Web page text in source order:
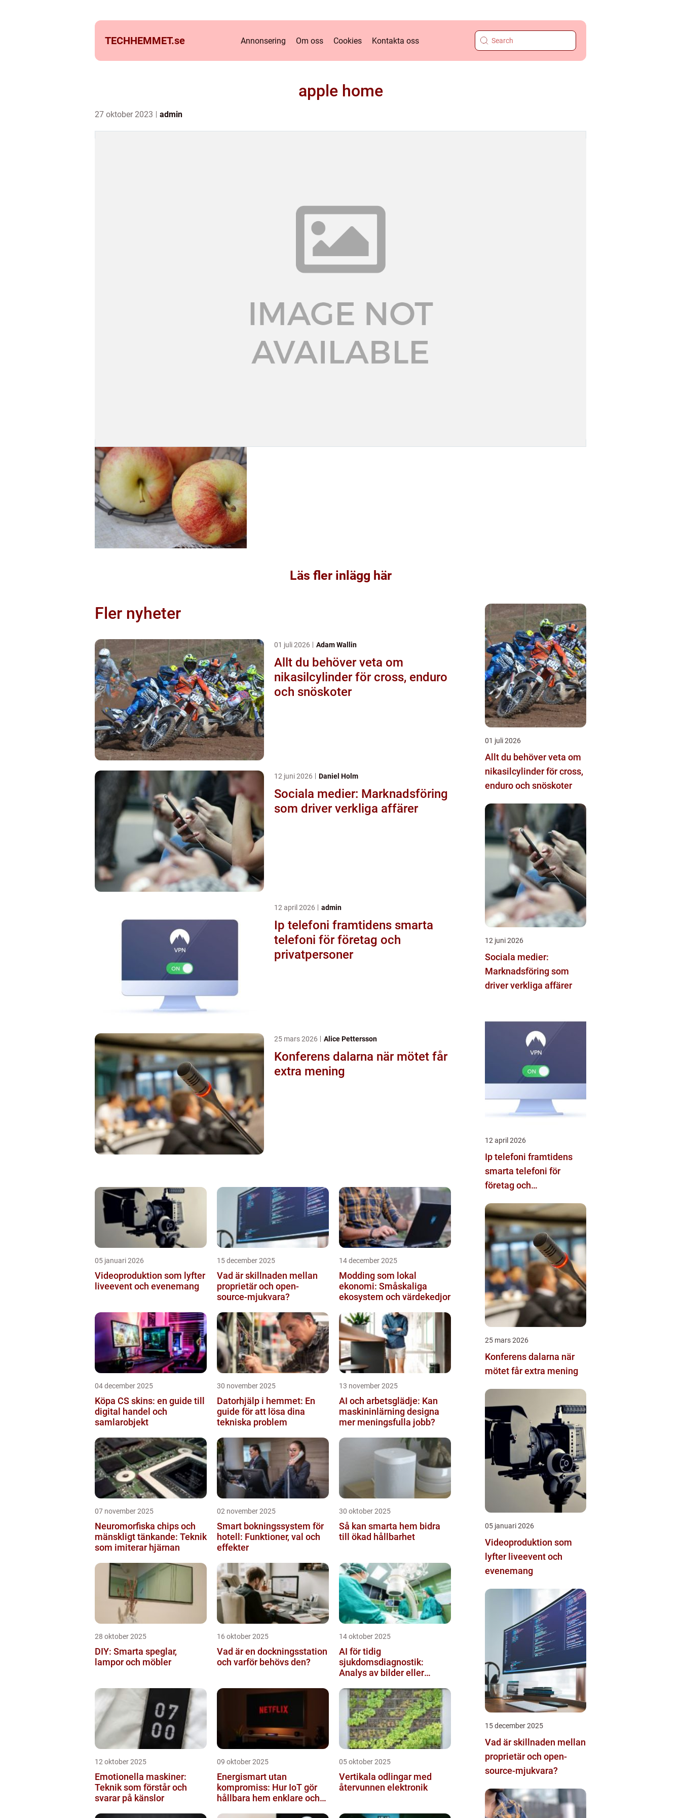
TECHHEMMET.se Annonsering Om oss Cookies Kontakta oss
apple home
27 oktober 2023 admin
Läs fler inlägg här
Fler nyheter
01 juli 2026 Adam Wallin
Allt du behöver veta om
nikasilcylinder för cross, enduro
och snöskoter
12 juni 2026 Daniel Holm
Sociala medier: Marknadsföring
som driver verkliga affärer
12 april 2026 admin
Ip telefoni framtidens smarta
telefoni för företag och
privatpersoner
25 mars 2026 Alice Pettersson
Konferens dalarna när mötet får
extra mening
05 januari 2026
Videoproduktion som lyfter
liveevent och evenemang
15 december 2025
Vad är skillnaden mellan
proprietär och open-
source-mjukvara?
14 december 2025
Modding som lokal
ekonomi: Småskaliga
ekosystem och värdekedjor
04 december 2025
Köpa CS skins: en guide till
digital handel och
samlarobjekt
30 november 2025
Datorhjälp i hemmet: En
guide för att lösa dina
tekniska problem
13 november 2025
AI och arbetsglädje: Kan
maskininlärning designa
mer meningsfulla jobb?
07 november 2025
Neuromorfiska chips och
mänskligt tänkande: Teknik
som imiterar hjärnan
02 november 2025
Smart bokningssystem för
hotell: Funktioner, val och
effekter
30 oktober 2025
Så kan smarta hem bidra
till ökad hållbarhet
28 oktober 2025
DIY: Smarta speglar,
lampor och möbler
16 oktober 2025
Vad är en dockningsstation
och varför behövs den?
14 oktober 2025
AI för tidig
sjukdomsdiagnostik:
Analys av bilder eller
12 oktober 2025
Emotionella maskiner:
Teknik som förstår och
svarar på känslor
09 oktober 2025
Energismart utan
kompromiss: Hur IoT gör
hållbara hem enklare och
05 oktober 2025
Vertikala odlingar med
återvunnen elektronik
01 juli 2026
Allt du behöver veta om
nikasilcylinder för cross,
enduro och snöskoter
12 juni 2026
Sociala medier:
Marknadsföring som
driver verkliga affärer
12 april 2026
Ip telefoni framtidens
smarta telefoni för
företag och
25 mars 2026
Konferens dalarna när
mötet får extra mening
05 januari 2026
Videoproduktion som
lyfter liveevent och
evenemang
15 december 2025
Vad är skillnaden mellan
proprietär och open-
source-mjukvara?